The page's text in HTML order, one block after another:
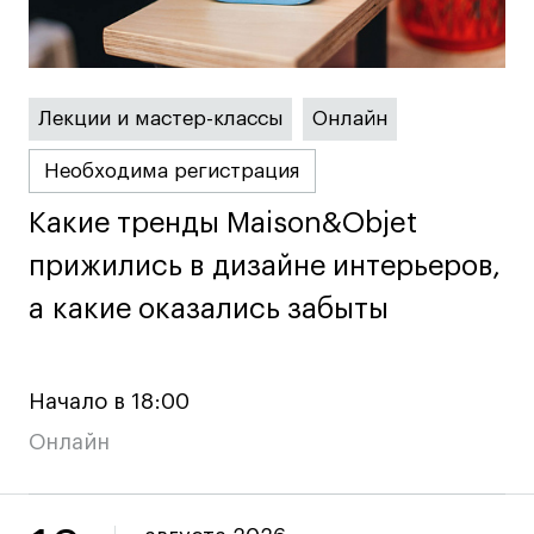
Карьера
Ассоциация выпускников
Центр карьеры
Живые проекты
Конкурсы
Участие в выставках
Летние стажировки
Работы студентов
Лекции и мастер-классы Онлайн
Необходима регистрация
Какие тренды Maison&Objet
прижились в дизайне интерьеров,
а какие оказались забыты
Какие тренды Maison&Objet
прижились в дизайне интерьеров,
а какие оказались забыты
Начало в 18:00
Онлайн